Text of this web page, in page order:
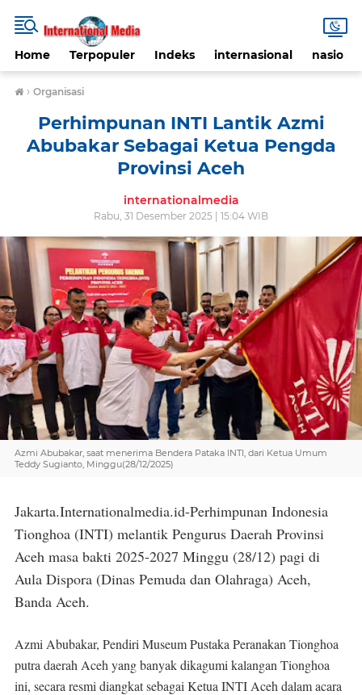
Home Terpopuler Indeks internasional nasional
› Organisasi
Perhimpunan INTI Lantik Azmi
Abubakar Sebagai Ketua Pengda
Provinsi Aceh
internationalmedia
Rabu, 31 Desember 2025 | 15:04 WIB
Azmi Abubakar, saat menerima Bendera Pataka INTI, dari Ketua Umum
Teddy Sugianto, Minggu(28/12/2025)
Jakarta.Internationalmedia.id-Perhimpunan Indonesia
Tionghoa (INTI) melantik Pengurus Daerah Provinsi
Aceh masa bakti 2025-2027 Minggu (28/12) pagi di
Aula Dispora (Dinas Pemuda dan Olahraga) Aceh,
Banda Aceh.
Azmi Abubakar, Pendiri Museum Pustaka Peranakan Tionghoa
putra daerah Aceh yang banyak dikagumi kalangan Tionghoa
ini, secara resmi diangkat sebagai Ketua INTI Aceh dalam acara